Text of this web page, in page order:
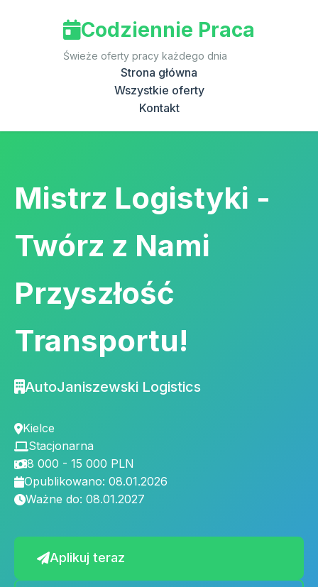
Codziennie Praca
Świeże oferty pracy każdego dnia
Strona główna
Wszystkie oferty
Kontakt
Mistrz Logistyki -
Twórz z Nami
Przyszłość
Transportu!
AutoJaniszewski Logistics
Kielce
Stacjonarna
8 000 - 15 000 PLN
Opublikowano: 08.01.2026
Ważne do: 08.01.2027
Aplikuj teraz